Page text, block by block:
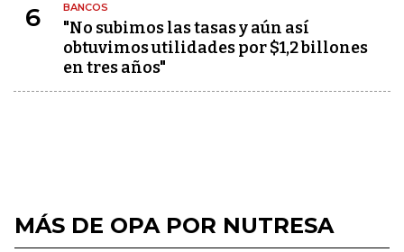
6 BANCOS
"No subimos las tasas y aún así
obtuvimos utilidades por $1,2 billones
en tres años"
MÁS DE OPA POR NUTRESA